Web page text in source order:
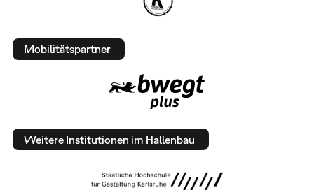
Mobilitätspartner
Weitere Institutionen im Hallenbau